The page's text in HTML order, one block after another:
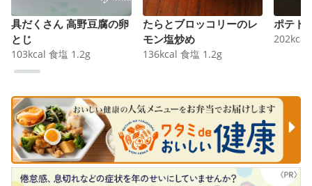
具だくさん 高野豆腐の卵
とじ
103kcal 食塩 1.2g
たらとブロッコリーのレ
モン塩炒め
136kcal 食塩 1.2g
ポテト
202kcal